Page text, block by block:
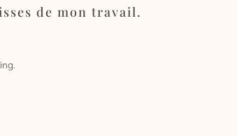
de mon travail.